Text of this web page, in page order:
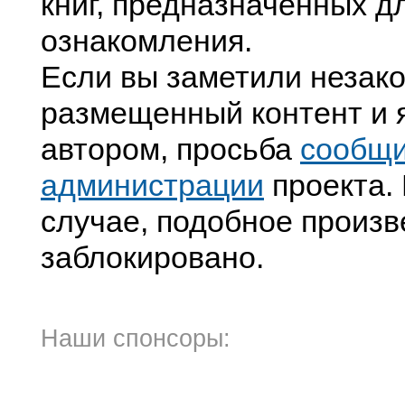
ознакомления.
Если вы заметили
размещенный контент и
автором, просьба
администрации
случае, подобное
заблокировано.
Наши спонсоры: